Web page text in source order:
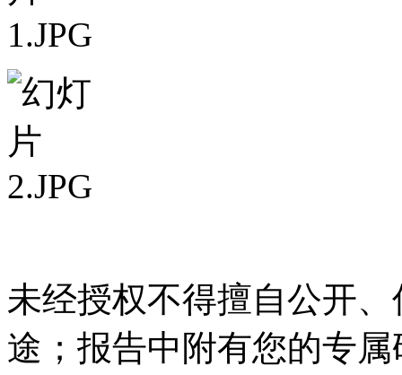
未经授权不得擅自公开
途；报告中附有您的专